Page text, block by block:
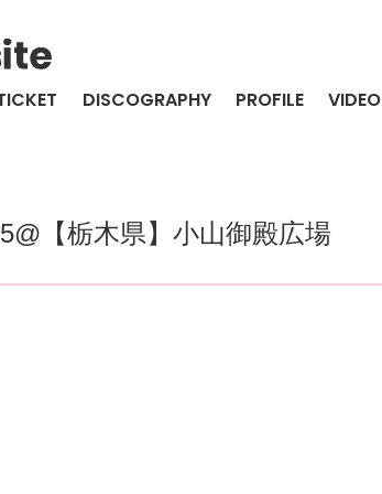
DISCOGRAPHY PROFILE VIDEO
【栃木県】小山御殿広場